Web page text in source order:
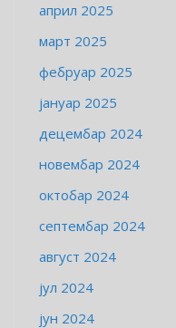
април 2025
март 2025
фебруар 2025
јануар 2025
децембар 2024
новембар 2024
октобар 2024
септембар 2024
август 2024
јул 2024
јун 2024